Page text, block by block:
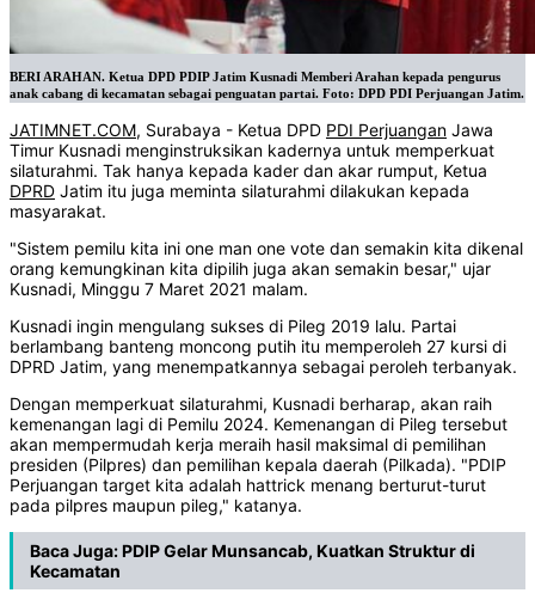
BERI ARAHAN. Ketua DPD PDIP Jatim Kusnadi Memberi Arahan kepada pengurus
anak cabang di kecamatan sebagai penguatan partai. Foto: DPD PDI Perjuangan Jatim.
JATIMNET.COM, Surabaya - Ketua DPD PDI Perjuangan Jawa
Timur Kusnadi menginstruksikan kadernya untuk memperkuat
silaturahmi. Tak hanya kepada kader dan akar rumput, Ketua
DPRD Jatim itu juga meminta silaturahmi dilakukan kepada
masyarakat.
"Sistem pemilu kita ini one man one vote dan semakin kita dikenal
orang kemungkinan kita dipilih juga akan semakin besar," ujar
Kusnadi, Minggu 7 Maret 2021 malam.
Kusnadi ingin mengulang sukses di Pileg 2019 lalu. Partai
berlambang banteng moncong putih itu memperoleh 27 kursi di
DPRD Jatim, yang menempatkannya sebagai peroleh terbanyak.
Dengan memperkuat silaturahmi, Kusnadi berharap, akan raih
kemenangan lagi di Pemilu 2024. Kemenangan di Pileg tersebut
akan mempermudah kerja meraih hasil maksimal di pemilihan
presiden (Pilpres) dan pemilihan kepala daerah (Pilkada). "PDIP
Perjuangan target kita adalah hattrick menang berturut-turut
pada pilpres maupun pileg," katanya.
Baca Juga:PDIP Gelar Munsancab, Kuatkan Struktur di
Kecamatan